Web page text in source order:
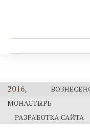
2016,
МОНАСТЫРЬ
РАЗРАБОТКА САЙТА